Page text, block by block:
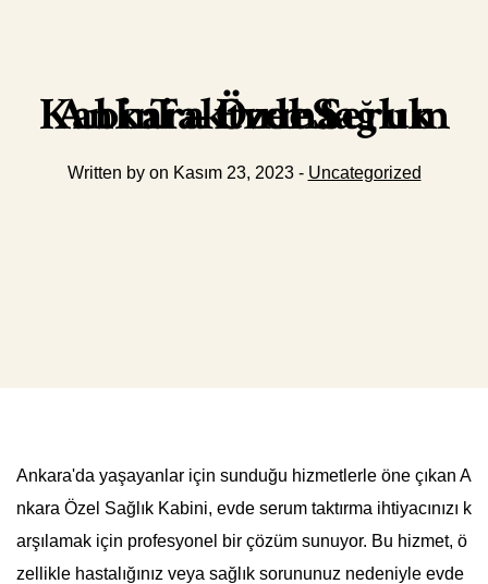
Ankara Özel Sağlık Kabini – Evde Serum Taktırma
Written by on Kasım 23, 2023 - Uncategorized
Ankara'da yaşayanlar için sunduğu hizmetlerle öne çıkan A
nkara Özel Sağlık Kabini, evde serum taktırma ihtiyacınızı k
arşılamak için profesyonel bir çözüm sunuyor. Bu hizmet, ö
zellikle hastalığınız veya sağlık sorununuz nedeniyle evde